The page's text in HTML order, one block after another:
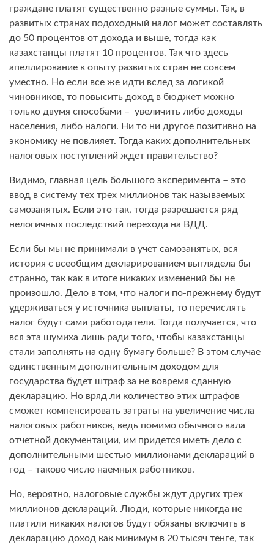
граждане платят существенно разные суммы. Так, в
развитых странах подоходный налог может составлять
до 50 процентов от дохода и выше, тогда как
казахстанцы платят 10 процентов. Так что здесь
апеллирование к опыту развитых стран не совсем
уместно. Но если все же идти вслед за логикой
чиновников, то повысить доход в бюджет можно
только двумя способами – увеличить либо доходы
населения, либо налоги. Ни то ни другое позитивно на
экономику не повлияет. Тогда каких дополнительных
налоговых поступлений ждет правительство?
Видимо, главная цель большого эксперимента – это
ввод в систему тех трех миллионов так называемых
самозанятых. Если это так, тогда разрешается ряд
нелогичных последствий перехода на ВДД.
Если бы мы не принимали в учет самозанятых, вся
история с всеобщим декларированием выглядела бы
странно, так как в итоге никаких изменений бы не
произошло. Дело в том, что налоги по-прежнему будут
удерживаться у источника выплаты, то перечислять
налог будут сами работодатели. Тогда получается, что
вся эта шумиха лишь ради того, чтобы казахстанцы
стали заполнять на одну бумагу больше? В этом случае
единственным дополнительным доходом для
государства будет штраф за не вовремя сданную
декларацию. Но вряд ли количество этих штрафов
сможет компенсировать затраты на увеличение числа
налоговых работников, ведь помимо обычного вала
отчетной документации, им придется иметь дело с
дополнительными шестью миллионами деклараций в
год – таково число наемных работников.
Но, вероятно, налоговые службы ждут других трех
миллионов деклараций. Люди, которые никогда не
платили никаких налогов будут обязаны включить в
декларацию доход как минимум в 20 тысяч тенге, так